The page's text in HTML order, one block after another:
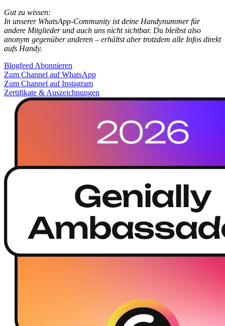
Gut zu wissen:
In unserer WhatsApp-Community ist deine Handynummer für
andere Mitglieder und auch uns nicht sichtbar. Du bleibst also
anonym gegenüber anderen – erhältst aber trotzdem alle Infos direkt
aufs Handy.
Blogfeed Abonnieren
Zum Channel auf WhatsApp
Zum Channel auf Instagram
Zertifikate & Auszeichnungen